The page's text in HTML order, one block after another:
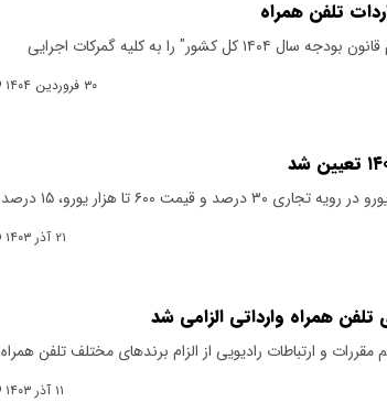
تلفن همراه
گمرک جمهوری اسلامی ایران "موضوع احکام قانون بودجه سال ۱۴۰۴ کل کشور" را به کلیه گمرکات اجرایی
۳۰ فروردین ۱۴۰۴
​حقوق گمرکی واردات تلفن همراه بالای هزار یورو در رویه تجاری ۳۰ درصد و قیمت ۶۰۰ تا هزار یورو، ۱۵ درصد
۲۱ آذر ۱۴۰۳
و ارتباطات رادیویی از الزام برندهای مختلف تلفن همراه
۱۱ آذر ۱۴۰۳